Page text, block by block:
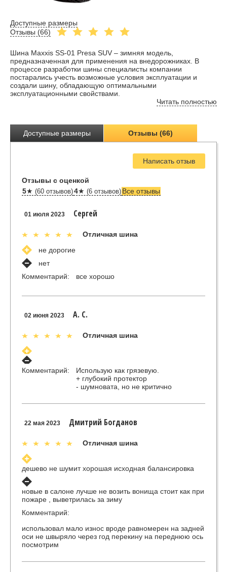
Доступные размеры
Отзывы (66)
Шина Maxxis SS-01 Presa SUV – зимняя модель,
предназначенная для применения на внедорожниках. В
процессе разработки шины специалисты компании
постарались учесть возможные условия эксплуатации и
создали шину, обладающую оптимальными
эксплуатационными свойствами.
Читать полностью
Доступные размеры Отзывы (66)
Написать отзыв
Отзывы с оценкой
5★ (60 отзывов)4★ (6 отзывов) Все отзывы
01 июля 2023 Сергей
Отличная шина
не дорогие
нет
Комментарий:
все хорошо
02 июня 2023 А. С.
Отличная шина
Комментарий:
Использую как грязевую.
+ глубокий протектор
- шумновата, но не критично
22 мая 2023 Дмитрий Богданов
Отличная шина
дешево не шумит хорошая исходная балансировка
новые в салоне лучше не возить вонища стоит как при
пожаре , выветрилась за зиму
Комментарий:
использовал мало износ вроде равномерен на задней
оси не швыряло через год перекину на переднюю ось
посмотрим